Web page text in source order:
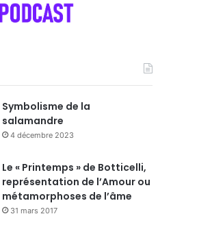
Symbolisme de la
salamandre
4 décembre 2023
Le « Printemps » de Botticelli,
représentation de l’Amour ou
métamorphoses de l’âme
31 mars 2017